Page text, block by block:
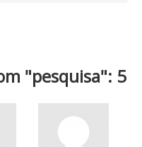
"pesquisa": 5